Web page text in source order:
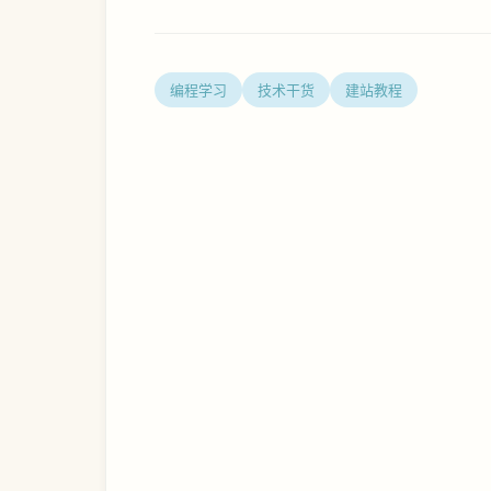
编程学习 技术干货 建站教程